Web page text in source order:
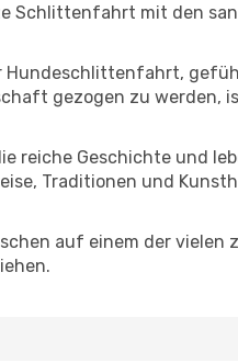
Schlittenfahrt mit den
Hundeschlittenfahrt,
gezogen zu werden,
reiche Geschichte und
Traditionen und
auf einem der